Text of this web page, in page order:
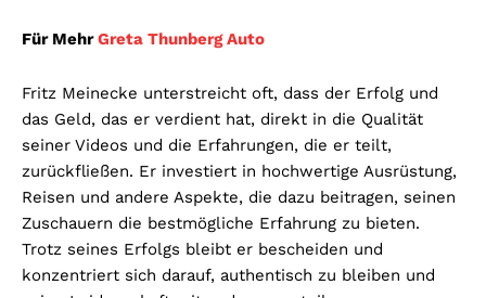
Für MehrGreta Thunberg Auto
Fritz Meinecke unterstreicht oft, dass der Erfolg und
das Geld, das er verdient hat, direkt in die Qualität
seiner Videos und die Erfahrungen, die er teilt,
zurückfließen. Er investiert in hochwertige Ausrüstung,
Reisen und andere Aspekte, die dazu beitragen, seinen
Zuschauern die bestmögliche Erfahrung zu bieten.
Trotz seines Erfolgs bleibt er bescheiden und
konzentriert sich darauf, authentisch zu bleiben und